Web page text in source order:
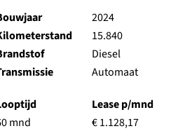
2024
15.840
Diesel
Automaat
mnd
Lease p/mnd
€ 1.128,17